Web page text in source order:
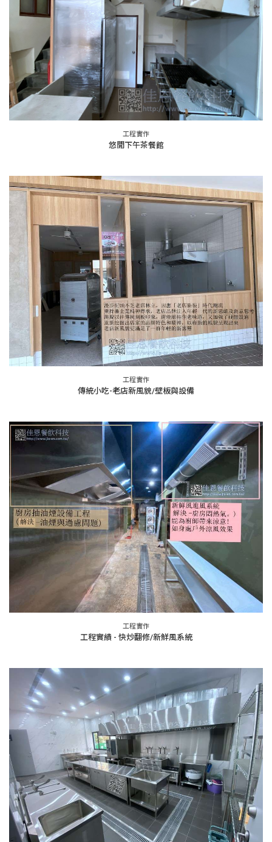
工程實作
悠閒下午茶餐館
工程實作
傳統小吃-老店新風貌/壁板與設備
工程實作
工程實績 - 快炒翻修/新鮮風系統